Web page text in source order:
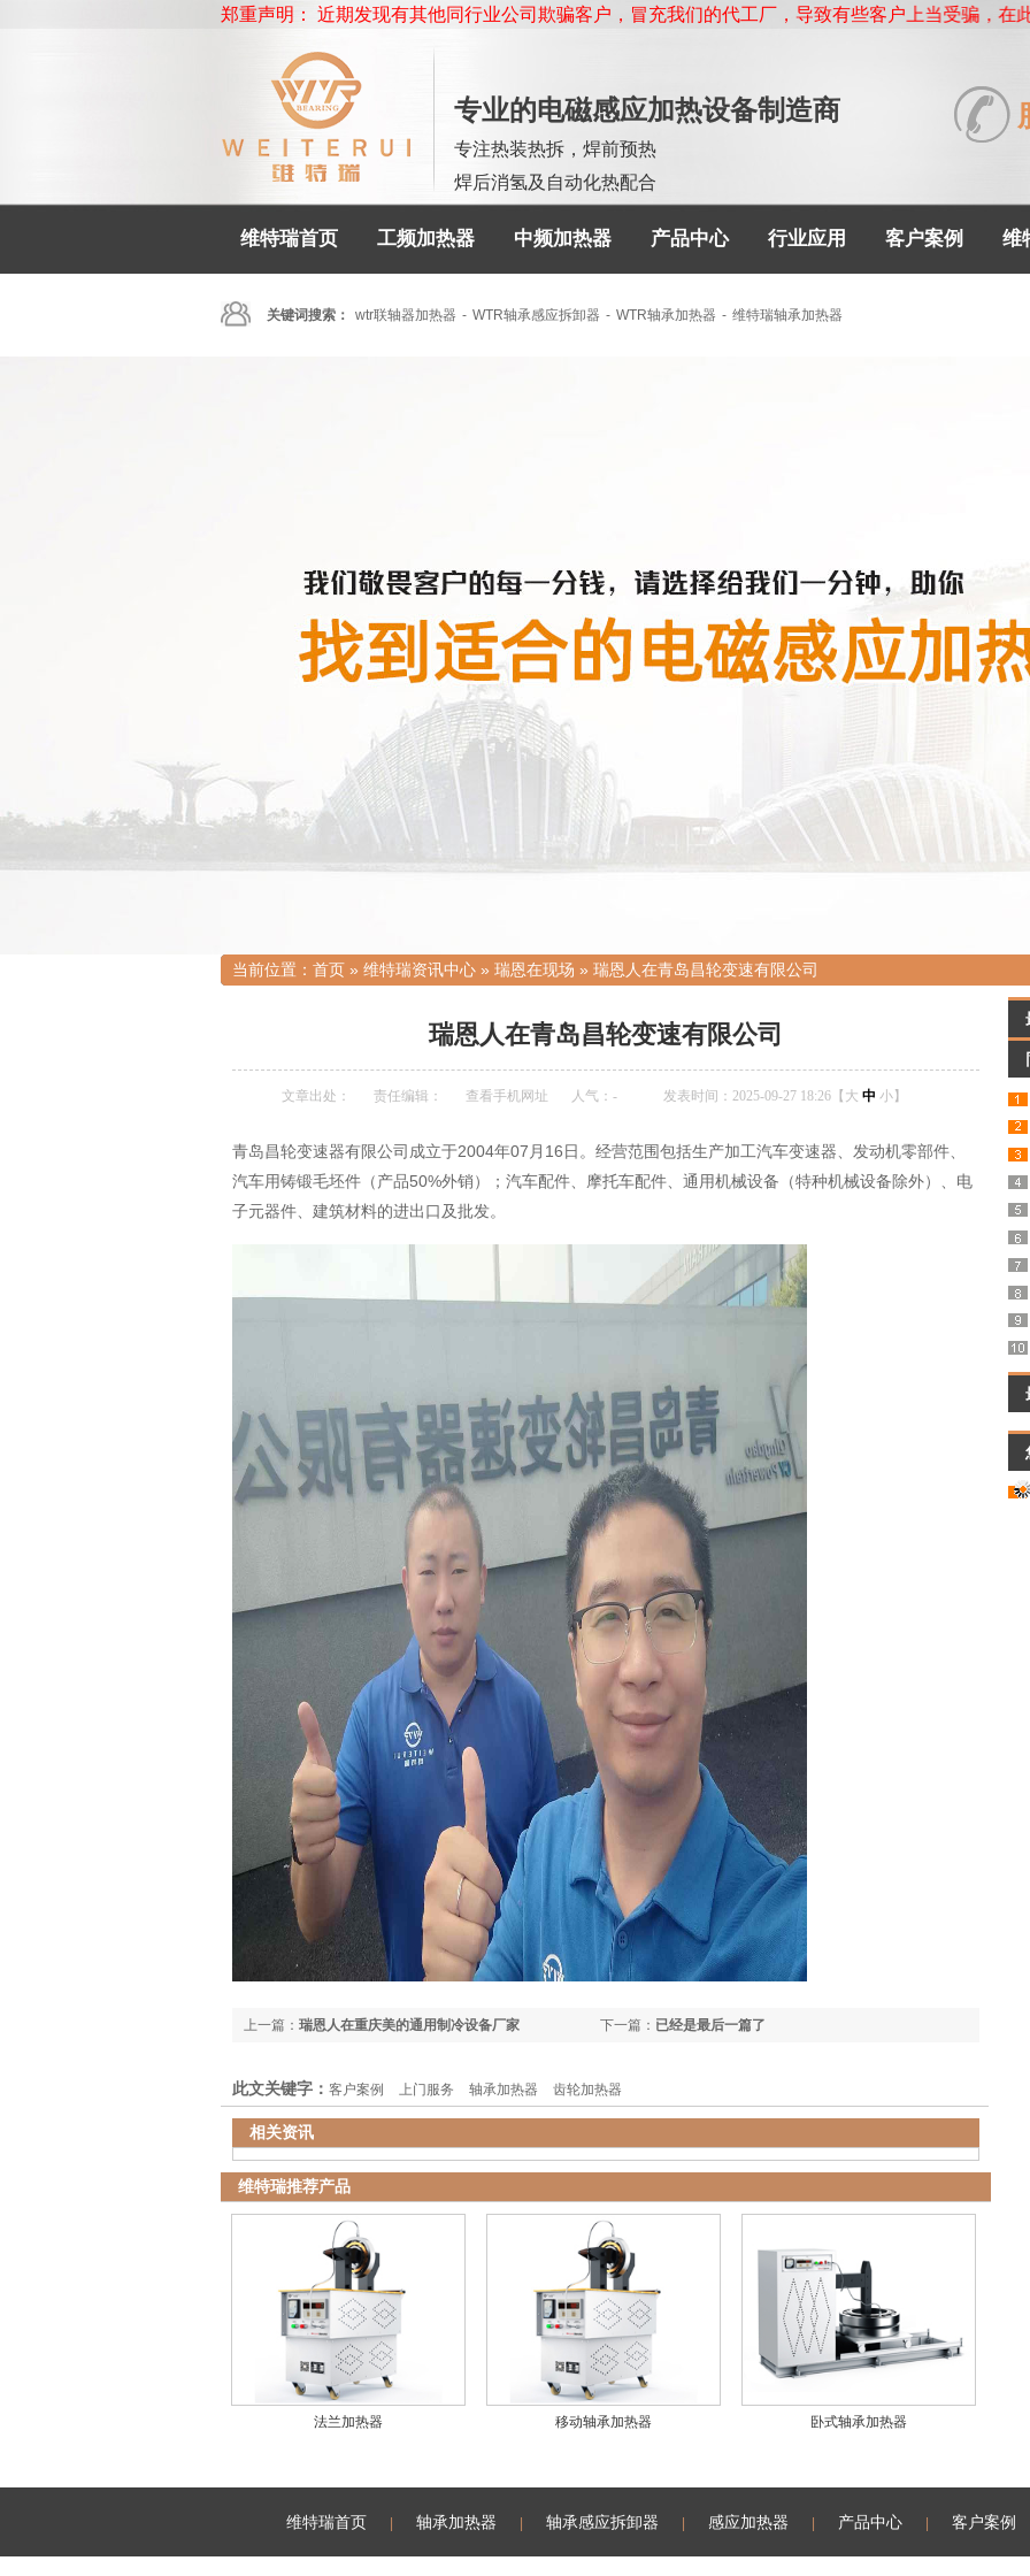
郑重声明：
近期发现有其他同行业公司欺骗客户，冒充我们的代工厂，导致有些客户上当受骗，在此提醒大
专业的电磁感应加热设备制造商
专注热装热拆，焊前预热
焊后消氢及自动化热配合
维特瑞首页 工频加热器 中频加热器 产品中心 行业应用 客户案例 维
关键词搜索： wtr联轴器加热器 - WTR轴承感应拆卸器 - WTR轴承加热器 - 维特瑞轴承加热器
当前位置： 首页 » 维特瑞资讯中心 » 瑞恩在现场 » 瑞恩人在青岛昌轮变速有限公司
瑞恩人在青岛昌轮变速有限公司
文章出处： 责任编辑： 查看手机网址 人气： - 发表时间：2025-09-27 18:26【 大 中 小】
青岛昌轮变速器有限公司成立于2004年07月16日。经营范围包括生产加工汽车变速器、发动机零部件、
汽车用铸锻毛坯件（产品50%外销）；汽车配件、摩托车配件、通用机械设备（特种机械设备除外）、电
子元器件、建筑材料的进出口及批发。
下一篇： 已经是最后一篇了
上一篇： 瑞恩人在重庆美的通用制冷设备厂家
此文关键字： 客户案例 上门服务 轴承加热器 齿轮加热器
相关资讯
维特瑞推荐产品
法兰加热器 移动轴承加热器 卧式轴承加热器
维特瑞首页 轴承加热器 轴承感应拆卸器 感应加热器 产品中心 客户案例